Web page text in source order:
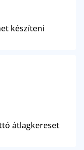
készíteni
átlagkereset